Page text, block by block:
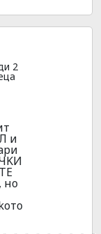
2
и
нo